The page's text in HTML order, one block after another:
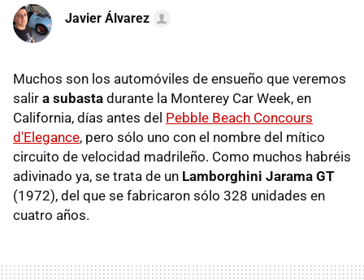
Javier Álvarez
Muchos son los automóviles de ensueño que veremos
salir a subasta durante la Monterey Car Week, en
California, días antes del Pebble Beach Concours
d'Elegance, pero sólo uno con el nombre del mítico
circuito de velocidad madrileño. Como muchos habréis
adivinado ya, se trata de un Lamborghini Jarama GT
(1972), del que se fabricaron sólo 328 unidades en
cuatro años.